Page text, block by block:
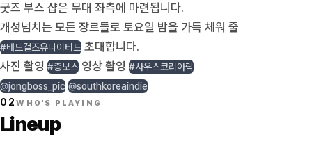
굿즈 부스 샵은 무대 좌측에 마련됩니다.
개성넘치는 모든 장르들로 토요일 밤을 가득 체워 줄
#배드걸즈유나이티드 초대합니다.
사진 촬영 #종보스 영상 촬영 #사우스코리아락
@jongboss_pic @southkoreaindie
02WHO'S PLAYING
Lineup